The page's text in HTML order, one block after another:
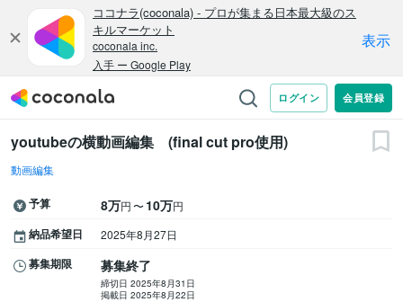
youtubeの横動画編集 (final cut pro使用)
動画編集
予算 8万円〜10万円
納品希望日 2025年8月27日
募集期限 募集終了
締切日 2025年8月31日
掲載日 2025年8月22日